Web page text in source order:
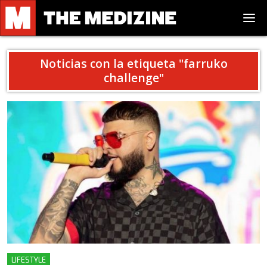
Noticias con la etiqueta "farruko
challenge"
LIFESTYLE